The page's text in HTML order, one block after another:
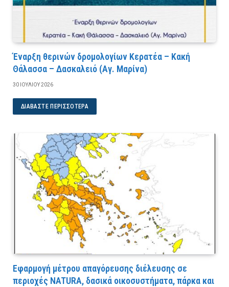
Έναρξη θερινών δρομολογίων Κερατέα – Κακή
Θάλασσα – Δασκαλειό (Αγ. Μαρίνα)
30 ΙΟΥΛΊΟΥ 2026
ΔΙΑΒΆΣΤΕ ΠΕΡΙΣΣΌΤΕΡΑ
Εφαρμογή μέτρου απαγόρευσης διέλευσης σε
περιοχές NATURA, δασικά οικοσυστήματα, πάρκα και